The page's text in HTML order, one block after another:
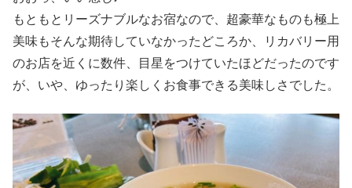
もともとリーズナブルなお宿なので、超豪華なものも極上
美味もそんな期待していなかったどころか、リカバリー用
のお店を近くに数件、目星をつけていたほどだったのです
が、いや、ゆったり楽しくお食事できる美味しさでした。